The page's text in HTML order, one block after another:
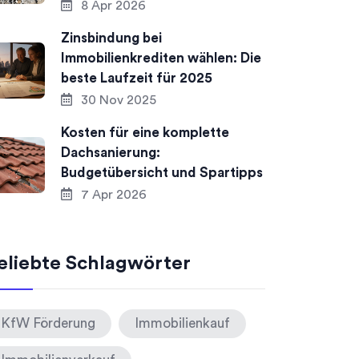
8 Apr 2026
Zinsbindung bei
Immobilienkrediten wählen: Die
beste Laufzeit für 2025
30 Nov 2025
Kosten für eine komplette
Dachsanierung:
Budgetübersicht und Spartipps
7 Apr 2026
Schlagwörter
KfW Förderung Immobilienkauf